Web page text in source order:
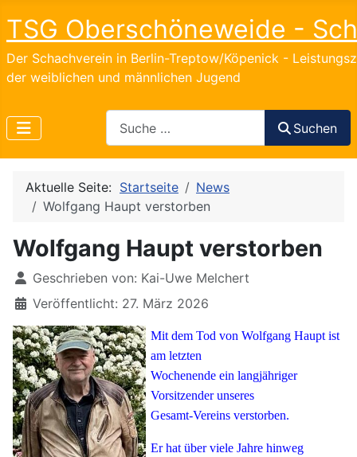
TSG Oberschöneweide -
Der Schachverein in Berlin-Treptow/Köpenick -
der weiblichen und männlichen Jugend
Suchen
Aktuelle Seite: Startseite
News
Wolfgang Haupt verstorben
Wolfgang Haupt verstorben
DetailsGeschrieben von: Kai-Uwe Melchert
Veröffentlicht: 27. März 2026
Mit dem Tod von Wolfgang Haupt ist
am letzten
Wochenende ein langjähriger
Vorsitzender unseres
Gesamt-Vereins verstorben.
Er hat über viele Jahre hinweg